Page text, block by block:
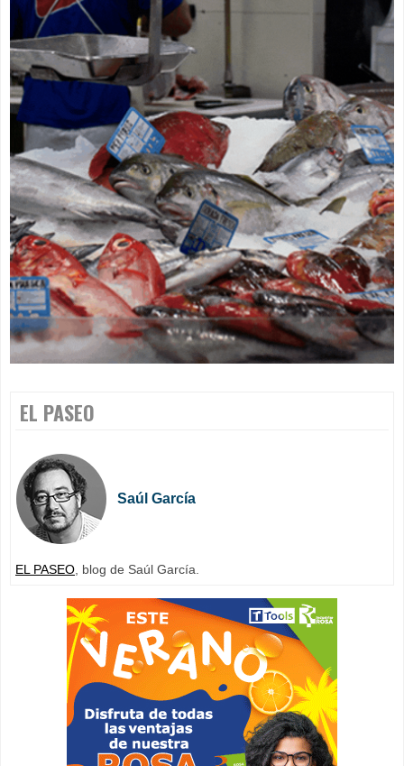
EL PASEO
Saúl García
EL PASEO , blog de Saúl García.